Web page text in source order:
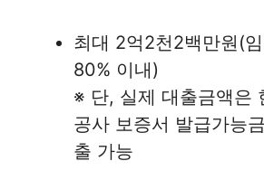
최대 2억2천2백만원(
80% 이내)
※ 단, 실제 대출금액은
공사 보증서 발급가능
출 가능